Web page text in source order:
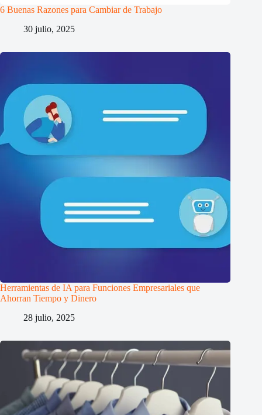
6 Buenas Razones para Cambiar de Trabajo
30 julio, 2025
Herramientas de IA para Funciones Empresariales que
Ahorran Tiempo y Dinero
28 julio, 2025